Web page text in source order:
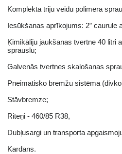
Komplektā triju veidu polimēra
Iesūkšanas aprīkojums: 2” caurule
Ķimikāliju jaukšanas tvertne 40 litri
sprauslu;
Galvenās tvertnes skalošanas
Pneimatisko bremžu sistēma
Stāvbremze;
Riteņi - 460/85 R38,
Dubļusargi un transporta
Kardāns.